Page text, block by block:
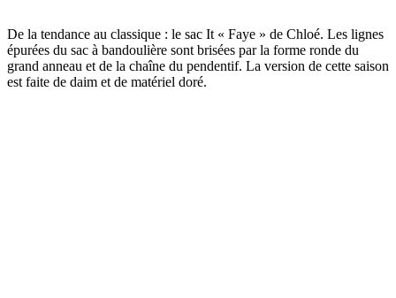
De la tendance au classique : le sac It « Faye » de Chloé. Les lignes
épurées du sac à bandoulière sont brisées par la forme ronde du
grand anneau et de la chaîne du pendentif. La version de cette saison
est faite de daim et de matériel doré.